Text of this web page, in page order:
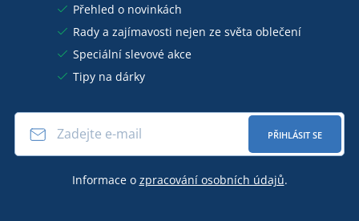
Přehled o novinkách
Rady a zajímavosti nejen ze světa oblečení
Speciální slevové akce
Tipy na dárky
PŘIHLÁSIT SE
Informace o zpracování osobních údajů.